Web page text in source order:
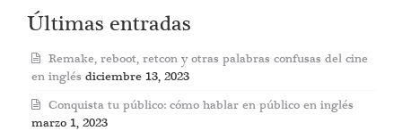
Últimas entradas
Remake, reboot, retcon y otras palabras confusas del cine
en inglés diciembre 13, 2023
Conquista tu público: cómo hablar en público en inglés
marzo 1, 2023